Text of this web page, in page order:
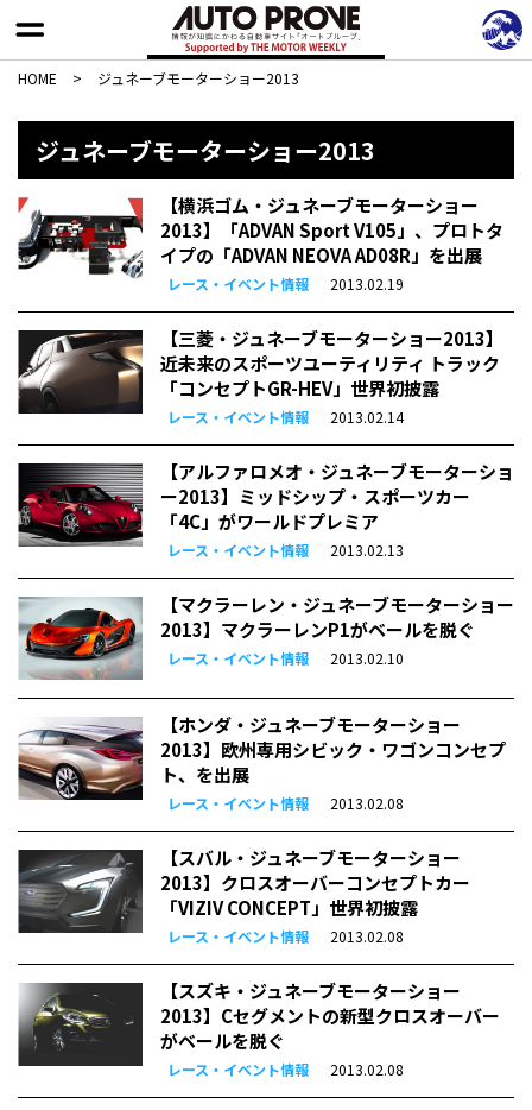
HOME > ジュネーブモーターショー2013
ジュネーブモーターショー2013
【横浜ゴム・ジュネーブモーターショー
2013】「ADVAN Sport V105」、プロトタ
イプの「ADVAN NEOVA AD08R」を出展
レース・イベント情報 2013.02.19
【三菱・ジュネーブモーターショー2013】
近未来のスポーツユーティリティ トラック
「コンセプトGR-HEV」世界初披露
レース・イベント情報 2013.02.14
【アルファロメオ・ジュネーブモーターショ
ー2013】ミッドシップ・スポーツカー
「4C」がワールドプレミア
レース・イベント情報 2013.02.13
【マクラーレン・ジュネーブモーターショー
2013】マクラーレンP1がベールを脱ぐ
レース・イベント情報 2013.02.10
【ホンダ・ジュネーブモーターショー
2013】欧州専用シビック・ワゴンコンセプ
ト、を出展
レース・イベント情報 2013.02.08
【スバル・ジュネーブモーターショー
2013】クロスオーバーコンセプトカー
「VIZIV CONCEPT」世界初披露
レース・イベント情報 2013.02.08
【スズキ・ジュネーブモーターショー
2013】Cセグメントの新型クロスオーバー
がベールを脱ぐ
レース・イベント情報 2013.02.08